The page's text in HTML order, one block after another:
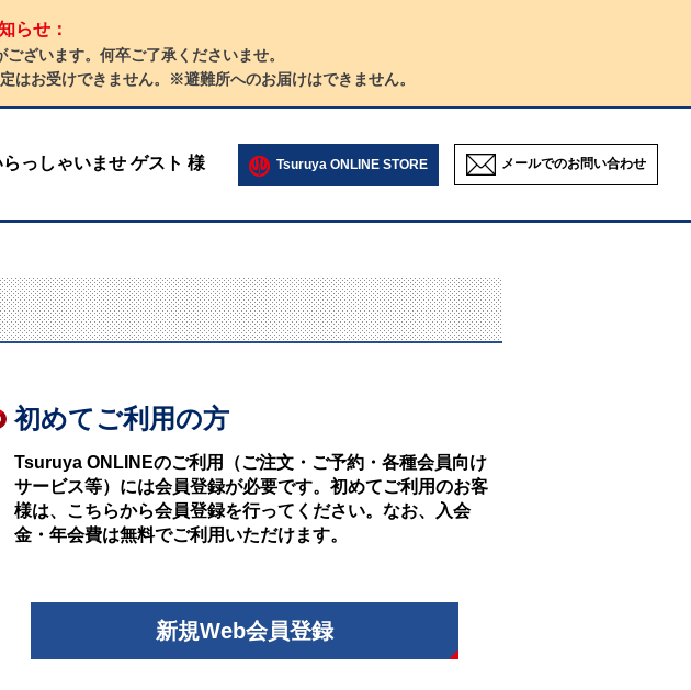
らせ：
ざいます。何卒ご了承くださいませ。
お受けできません。※避難所へのお届けはできません。
らっしゃいませ ゲスト 様 Tsuruya ONLINE STORE メールでのお問い合わせ
初めてご利用の方
Tsuruya ONLINEのご利用（ご注文・ご予約・各種会員向け
サービス等）には会員登録が必要です。初めてご利用のお客
様は、こちらから会員登録を行ってください。なお、入会
金・年会費は無料でご利用いただけます。
新規Web会員登録